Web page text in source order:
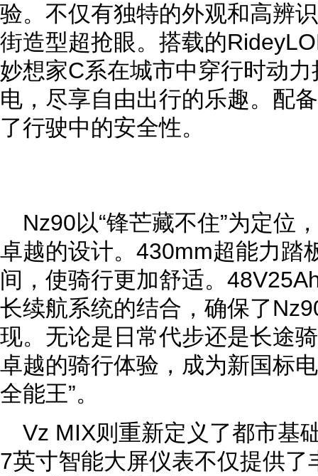
验。不仅有独特的外观和高辨
街造型超抢眼。搭载的
妙想家C系在城市中穿行时动
电，尽享自由出行的乐趣。配
了行驶中的安全性。
Nz90以“锋芒藏不住”为定位
卓越的设计。430mm超能力踏
间，使骑行更加舒适。
长续航系统的结合，确保了
现。无论是日常代步还是长途
卓越的骑行体验，成为新国标
全能王”。
Vz MIX则重新定义了都市基
7英寸智能大屏仪表不仅提供